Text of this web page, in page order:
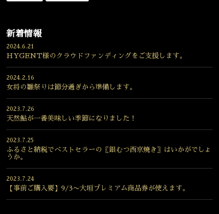
新着情報
2024.6.21
HYGENT様のクラウドファンディングをご支援します。
2024.2.16
女将の雛祭りは節分過ぎから準備します。
2023.7.26
天然鮎が一番美味しい季節になりました！
2023.7.25
ふるさと納税でベストセラーの〖銀むつ西京焼き〗はいかがでしょ
うか。
2023.7.24
【事前ご購入要】9/3〜大垣プレミアム商品券が使えます。